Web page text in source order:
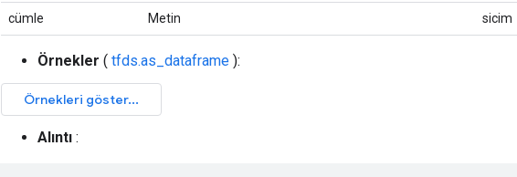
cümle Metin sicim
Örnekler ( tfds.as_dataframe ):
Alıntı :